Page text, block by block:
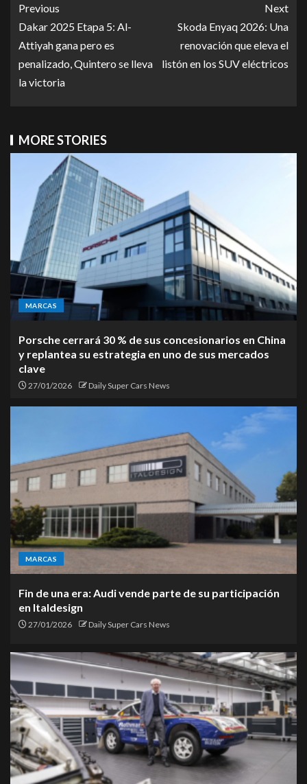
Previous
Dakar 2025 Etapa 5: Al-
Attiyah gana pero es
penalizado, Quintero se lleva
la victoria
Next
Skoda Enyaq 2026: Una
renovación que eleva el
listón en los SUV eléctricos
MORE STORIES
MARCAS
Porsche cerrará 30 % de sus concesionarios en China
y replantea su estrategia en uno de sus mercados
clave
27/01/2026 Daily Super Cars News
MARCAS
Fin de una era: Audi vende parte de su participación
en Italdesign
27/01/2026 Daily Super Cars News